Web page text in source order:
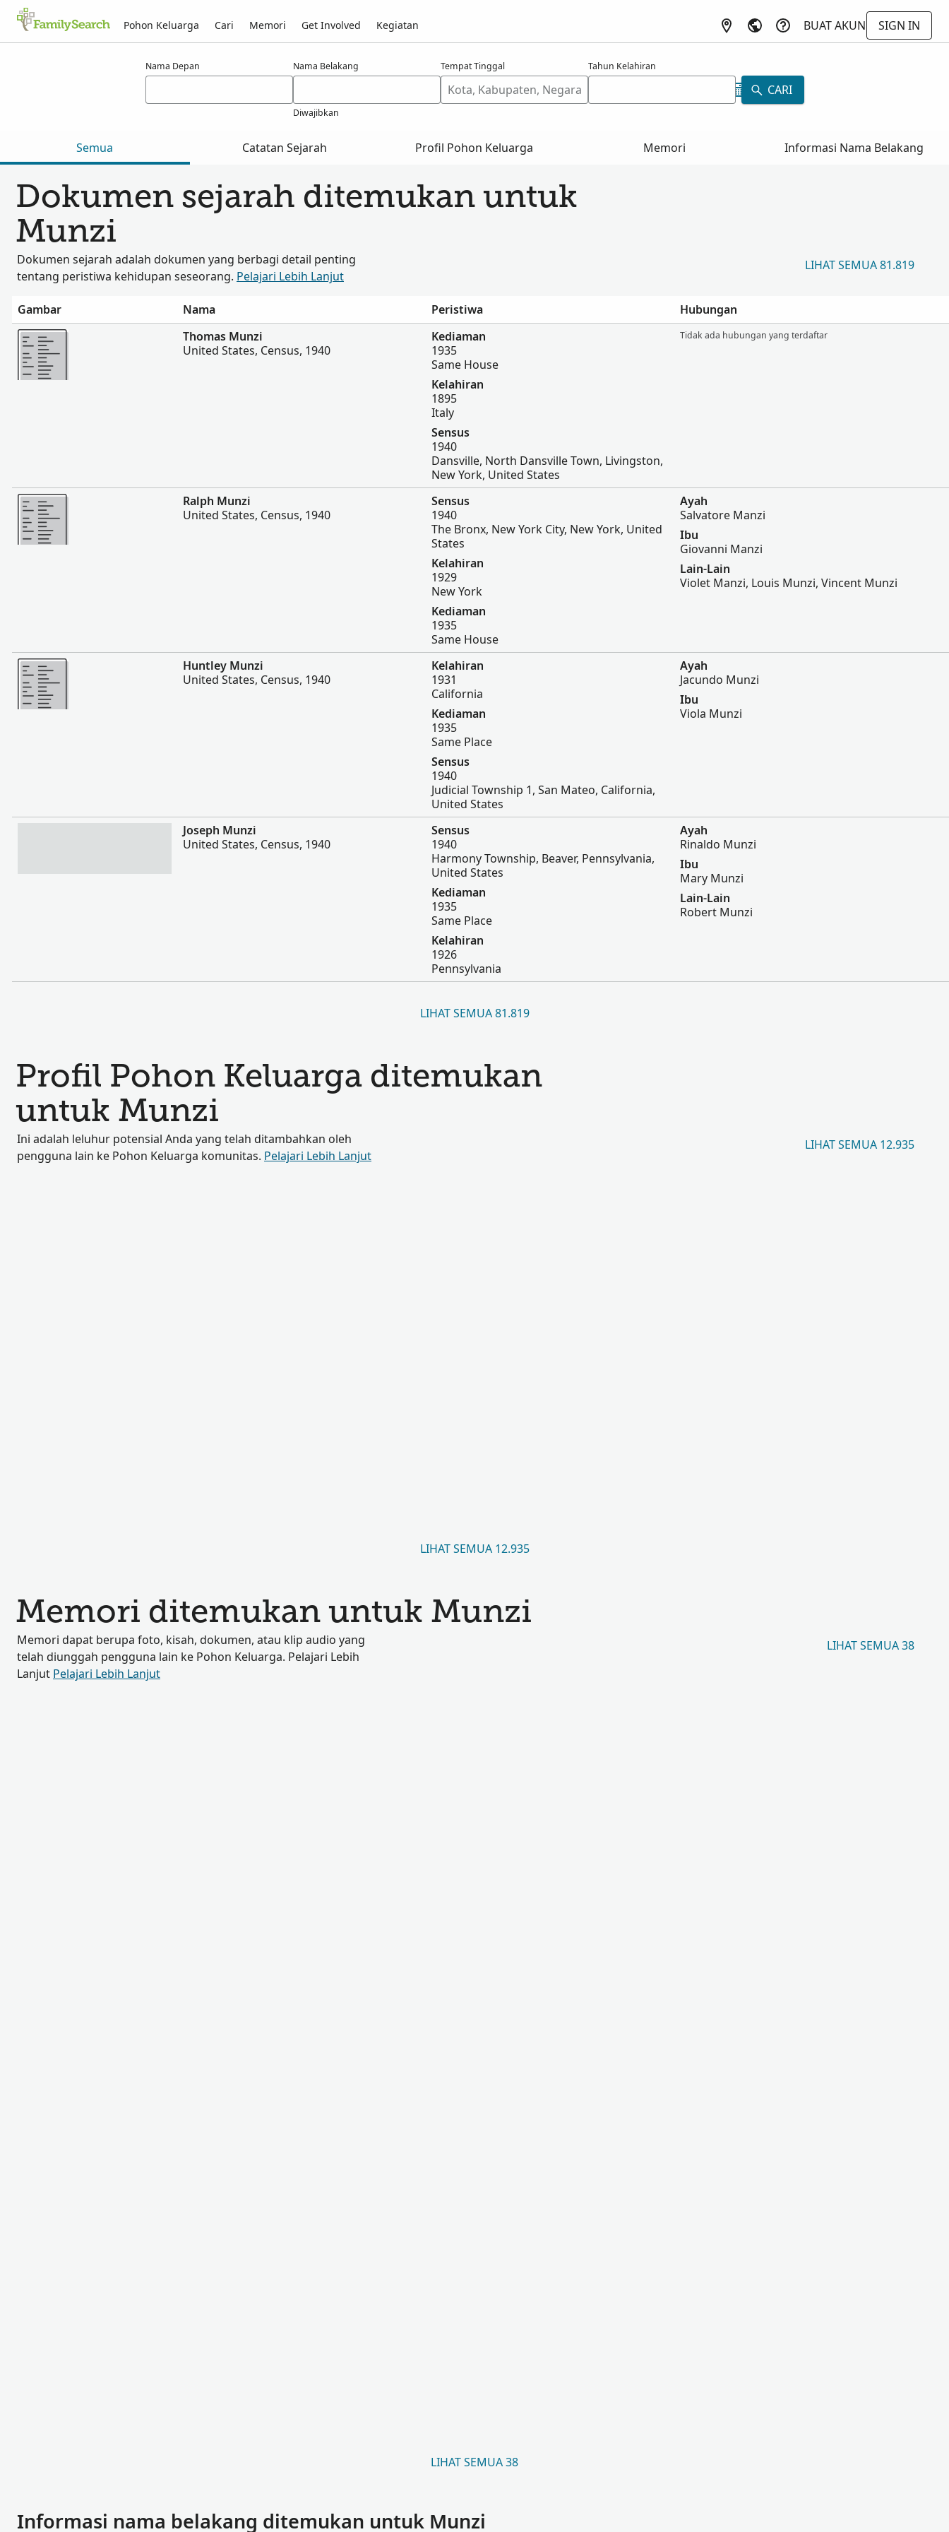
Pohon Keluarga Cari Memori Get Involved Kegiatan BUAT AKUN
SIGN IN
Nama Depan Nama Belakang
Diwajibkan
Tempat Tinggal Tahun Kelahiran
CARI
Semua Catatan Sejarah Profil Pohon Keluarga Memori Informasi Nama Belakang
Dokumen sejarah ditemukan untuk
Munzi
Dokumen sejarah adalah dokumen yang berbagi detail penting
tentang peristiwa kehidupan seseorang. Pelajari Lebih Lanjut
LIHAT SEMUA 81.819
Gambar Nama Peristiwa
Hubungan
Lebih banyak
Thomas Munzi
United States, Census, 1940
Kediaman
1935
Same House
Kelahiran
1895
Italy
Sensus
1940
Dansville, North Dansville Town, Livingston,
New York, United States
Tidak ada hubungan yang terdaftar
Lebih banyak
Ralph Munzi
United States, Census, 1940
Sensus
1940
The Bronx, New York City, New York, United
States
Kelahiran
1929
New York
Kediaman
1935
Same House
Ayah
Salvatore Manzi
Ibu
Giovanni Manzi
Lain-Lain
Violet Manzi, Louis Munzi, Vincent Munzi
Lebih banyak
Huntley Munzi
United States, Census, 1940
Kelahiran
1931
California
Kediaman
1935
Same Place
Sensus
1940
Judicial Township 1, San Mateo, California,
United States
Ayah
Jacundo Munzi
Ibu
Viola Munzi
Lebih banyak
Joseph Munzi
United States, Census, 1940
Sensus
1940
Harmony Township, Beaver, Pennsylvania,
United States
Kediaman
1935
Same Place
Kelahiran
1926
Pennsylvania
Ayah
Rinaldo Munzi
Ibu
Mary Munzi
Lain-Lain
Robert Munzi
LIHAT SEMUA 81.819
Profil Pohon Keluarga ditemukan
untuk Munzi
Ini adalah leluhur potensial Anda yang telah ditambahkan oleh
pengguna lain ke Pohon Keluarga komunitas. Pelajari Lebih Lanjut
LIHAT SEMUA 12.935
LIHAT SEMUA 12.935
Memori ditemukan untuk Munzi
Memori dapat berupa foto, kisah, dokumen, atau klip audio yang
telah diunggah pengguna lain ke Pohon Keluarga. Pelajari Lebih
Lanjut Pelajari Lebih Lanjut
LIHAT SEMUA 38
LIHAT SEMUA 38
Informasi nama belakang ditemukan untuk Munzi